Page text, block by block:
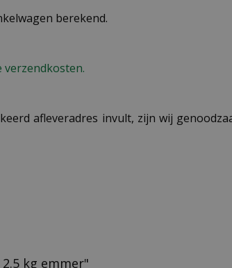
berekend.
verzendkosten.
afleveradres invult, zijn wij
kg emmer"